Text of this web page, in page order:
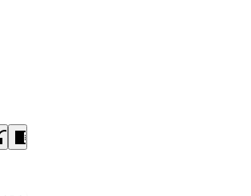
chrome_reader_mode